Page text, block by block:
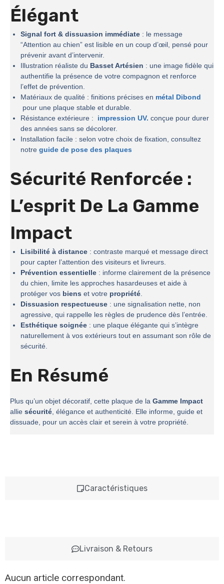
Caractéristiques
Livraison & Retours
Élégant
Signal fort & dissuasion immédiate : le message
“Attention au chien” est lisible en un coup d’œil, pensé pour
prévenir avant d’intervenir.
Illustration réaliste du Basset Artésien : une image fidèle qui
authentifie la présence de votre compagnon et renforce
l’effet de prévention.
Matériaux de qualité : finitions précises en métal Dibond
pour une plaque stable et durable.
Résistance extérieure :
impression UV. conçue pour durer
des années sans se décolorer.
Installation facile : selon votre choix de fixation, consultez
notre guide de pose des plaques
Sécurité Renforcée :
L’esprit De La Gamme
Impact
Lisibilité à distance : contraste marqué et message direct
pour capter l’attention des visiteurs et livreurs.
Prévention essentielle : informe clairement de la présence
du chien, limite les approches hasardeuses et aide à
protéger vos biens et votre propriété.
Dissuasion respectueuse : une signalisation nette, non
agressive, qui rappelle les règles de prudence dès l’entrée.
Esthétique soignée : une plaque élégante qui s’intègre
naturellement à vos extérieurs tout en assumant son rôle de
sécurité.
En Résumé
Plus qu’un objet décoratif, cette plaque de la Gamme Impact
allie sécurité, élégance et authenticité. Elle informe, guide et
dissuade, pour un accès clair et serein à votre propriété.
Aucun article correspondant.